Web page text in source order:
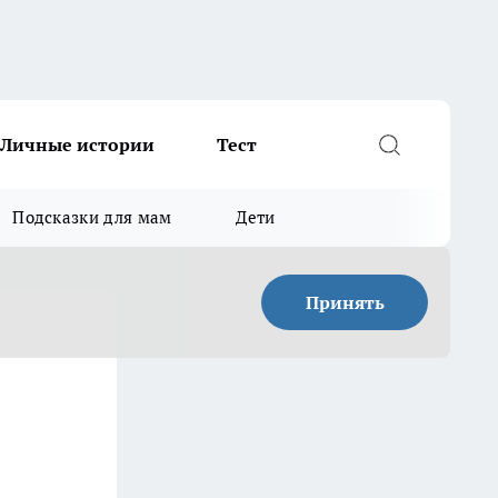
Личные истории Тест
Подсказки для мам Дети
Принять